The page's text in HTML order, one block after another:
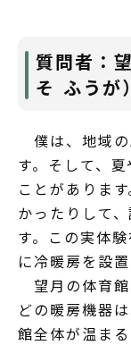
質問者：
そ ふうが
僕は、地域の
す。そして、
ことがありま
かったりして
す。この実体
に冷暖房を設
望月の体育館
どの暖房機器
館全体が温ま